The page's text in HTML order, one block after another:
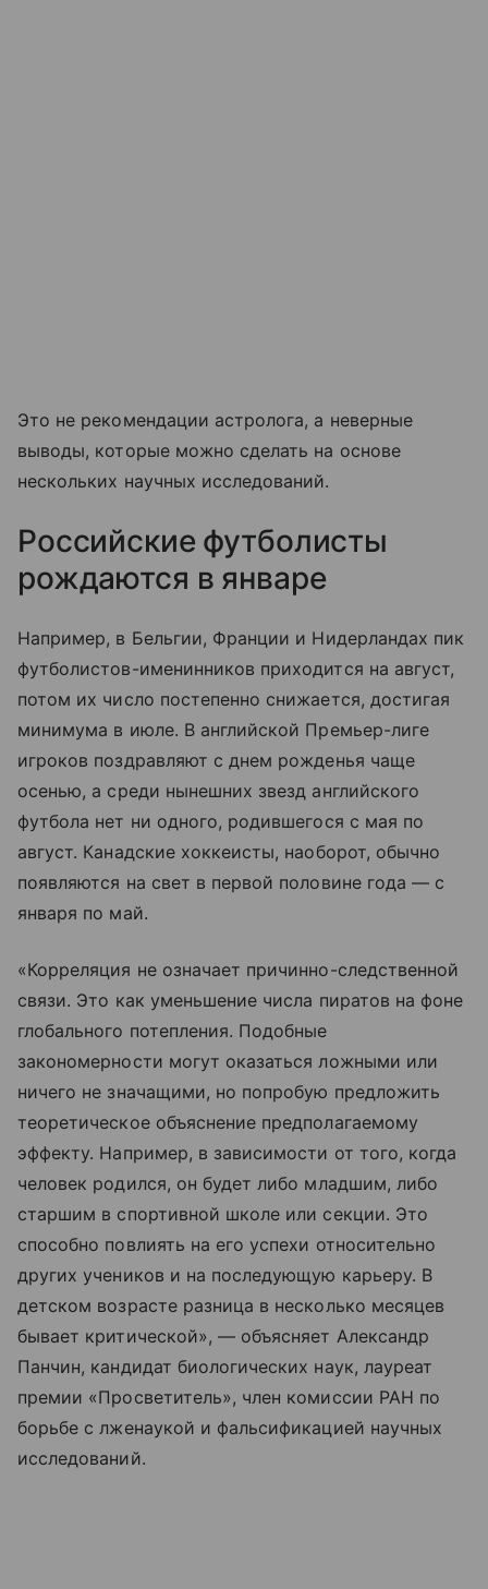
Это не рекомендации астролога, а неверные
выводы, которые можно сделать на основе
нескольких научных исследований.
Российские футболисты
рождаются в январе
Например, в Бельгии, Франции и Нидерландах пик
футболистов-именинников приходится на август,
потом их число постепенно снижается, достигая
минимума в июле. В английской Премьер-лиге
игроков поздравляют с днем рожденья чаще
осенью, а среди нынешних звезд английского
футбола нет ни одного, родившегося с мая по
август. Канадские хоккеисты, наоборот, обычно
появляются на свет в первой половине года — с
января по май.
«Корреляция не означает причинно-следственной
связи. Это как уменьшение числа пиратов на фоне
глобального потепления. Подобные
закономерности могут оказаться ложными или
ничего не значащими, но попробую предложить
теоретическое объяснение предполагаемому
эффекту. Например, в зависимости от того, когда
человек родился, он будет либо младшим, либо
старшим в спортивной школе или секции. Это
способно повлиять на его успехи относительно
других учеников и на последующую карьеру. В
детском возрасте разница в несколько месяцев
бывает критической», — объясняет Александр
Панчин, кандидат биологических наук, лауреат
премии «Просветитель», член комиссии РАН по
борьбе с лженаукой и фальсификацией научных
исследований.